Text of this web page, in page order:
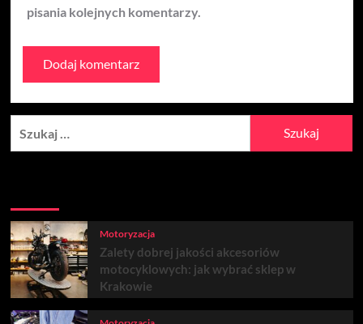
pisania kolejnych komentarzy.
Motoryzacja
Zalety dobrej jakości akcesoriów
motocyklowych: jak wybrać sklep w
Krakowie